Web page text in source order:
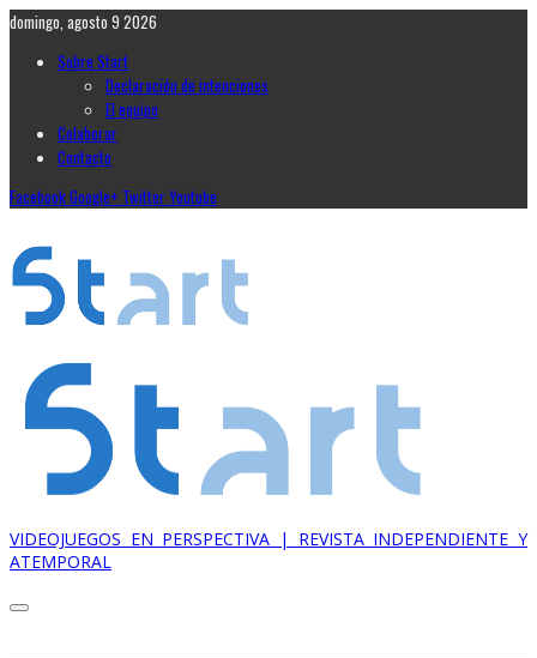
domingo, agosto 9 2026
Sobre Start
Declaración de intenciones
El equipo
Colaborar
Contacto
FacebookGoogle+ TwitterYoutube
VIDEOJUEGOS EN PERSPECTIVA | REVISTA INDEPENDIENTE Y
ATEMPORAL